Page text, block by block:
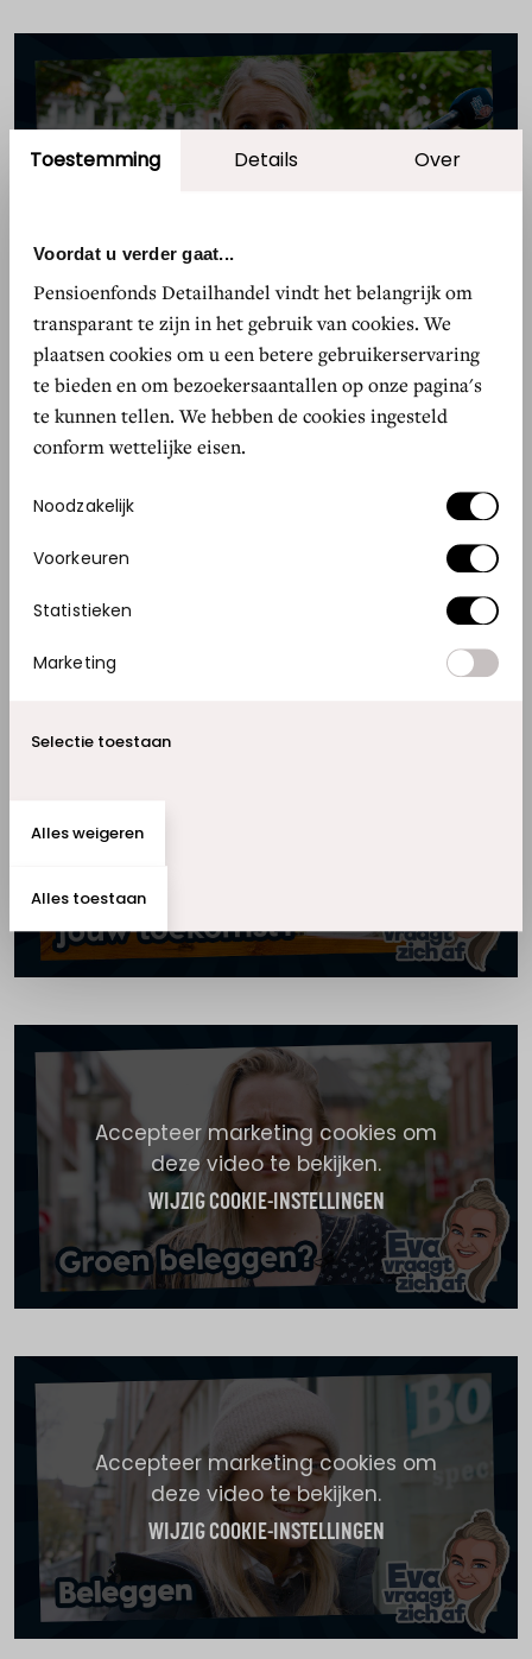
Toestemming Details Over
Voordat u verder gaat...
Pensioenfonds Detailhandel vindt het belangrijk om
transparant te zijn in het gebruik van cookies. We
plaatsen cookies om u een betere gebruikerservaring
te bieden en om bezoekersaantallen op onze pagina's
te kunnen tellen. We hebben de cookies ingesteld
conform wettelijke eisen.
Toestemmingsselectie
Noodzakelijk
Voorkeuren
Statistieken
Marketing
Alles toestaan
Selectie toestaan
Alles weigeren
deze video te bekijken.
WIJZIG COOKIE-INSTELLINGEN
Accepteer marketing cookies om
deze video te bekijken.
WIJZIG COOKIE-INSTELLINGEN
Accepteer marketing cookies om
deze video te bekijken.
WIJZIG COOKIE-INSTELLINGEN